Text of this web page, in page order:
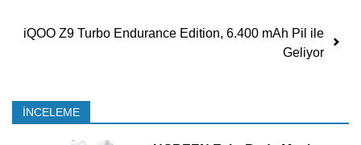
iQOO Z9 Turbo Endurance Edition, 6.400 mAh Pil ile
Geliyor
İNCELEME